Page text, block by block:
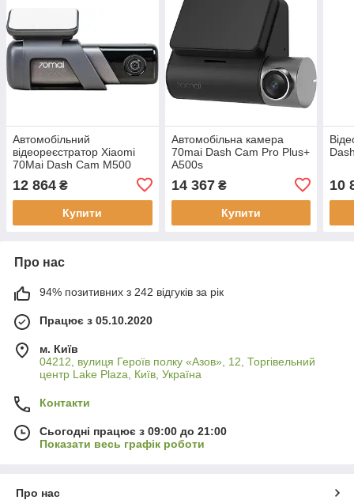
Автомобільний
відеореєстратор Xiaomi
70Mai Dash Cam M500
12 864 ₴
Купити
Автомобільна камера
70mai Dash Cam Pro Plus+
A500s
14 367₴
Купити
10
Про нас
94% позитивних з 242 відгуків за рік
Працює з 05.10.2020
м. Київ
04212, вулиця Героїв полку «Азов», 12, Торгівельний
центр Lake Plaza, Київ, Україна
Контакти
Сьогодні працює з 09:00 до 21:00
Показати весь графік роботи
Про нас